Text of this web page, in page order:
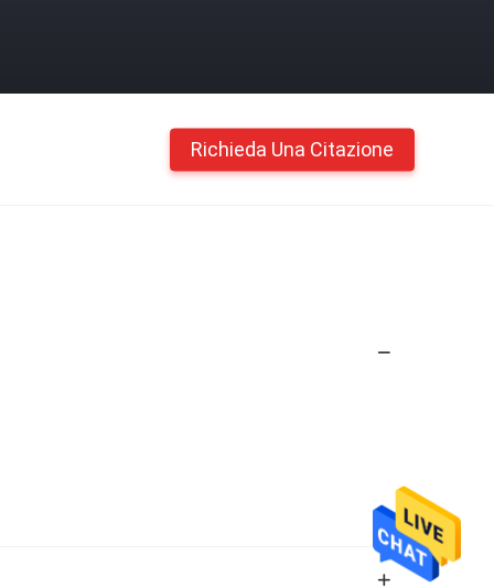
Richieda Una Citazione